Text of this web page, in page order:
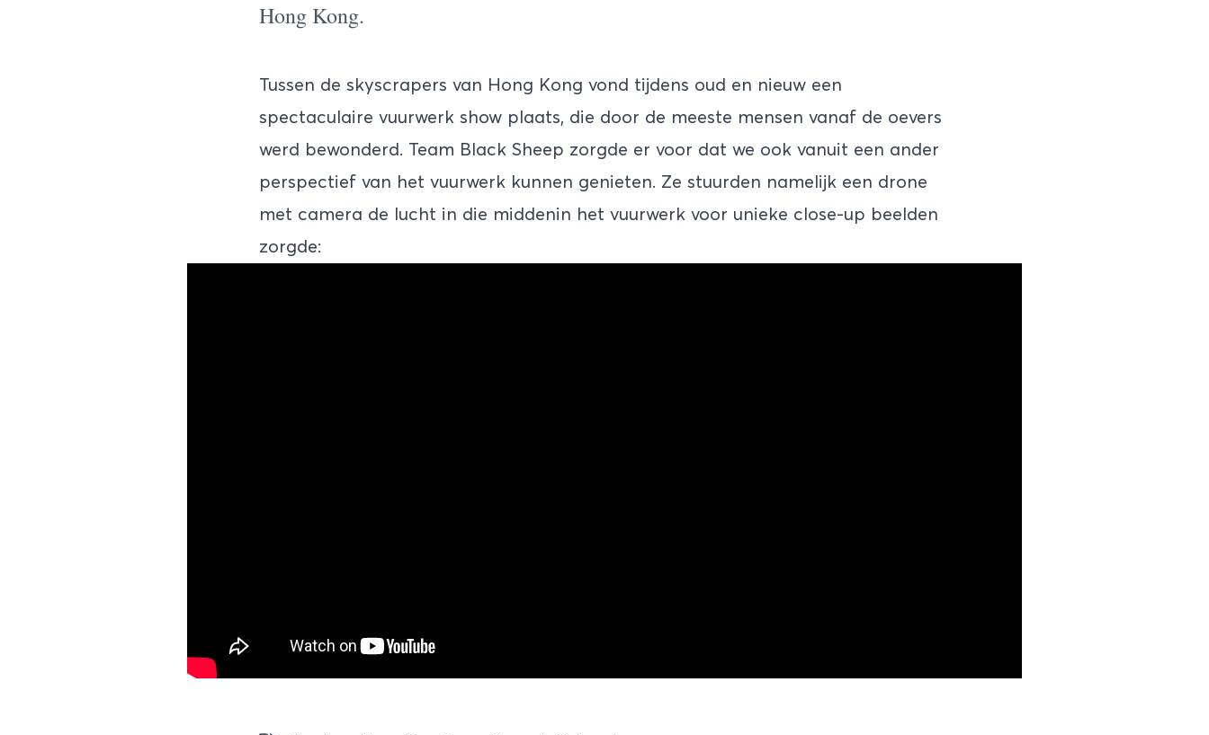
Hong Kong.
Tussen de skyscrapers van Hong Kong vond tijdens oud en nieuw een
spectaculaire vuurwerk show plaats, die door de meeste mensen vanaf de oevers
werd bewonderd. Team Black Sheep zorgde er voor dat we ook vanuit een ander
perspectief van het vuurwerk kunnen genieten. Ze stuurden namelijk een drone
met camera de lucht in die middenin het vuurwerk voor unieke close-up beelden
zorgde: